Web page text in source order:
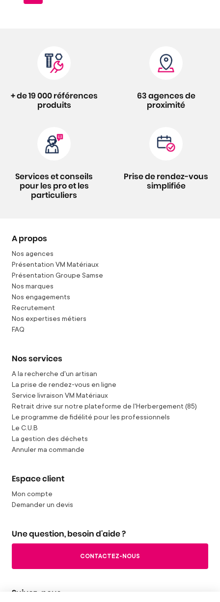
+ de 19 000 références
produits
63 agences de
proximité
Services et conseils
pour les pro et les
particuliers
Prise de rendez-vous
simplifiée
A propos
Nos agences
Présentation VM Matériaux
Présentation Groupe Samse
Nos marques
Nos engagements
Recrutement
Nos expertises métiers
FAQ
Nos services
A la recherche d'un artisan
La prise de rendez-vous en ligne
Service livraison VM Matériaux
Retrait drive sur notre plateforme de l'Herbergement (85)
Le programme de fidélité pour les professionnels
Le C.U.B
La gestion des déchets
Annuler ma commande
Espace client
Mon compte
Demander un devis
Une question, besoin d'aide ?
CONTACTEZ-NOUS
Suivez-nous